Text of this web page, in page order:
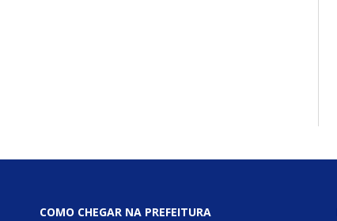
COMO CHEGAR NA PREFEITURA